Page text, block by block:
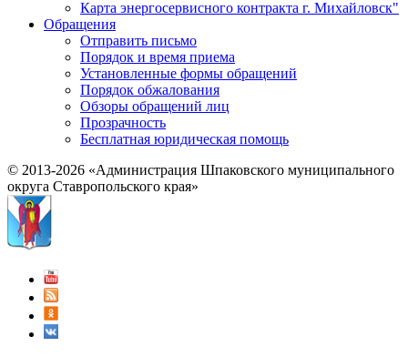
Карта энергосервисного контракта г. Михайловск"
Обращения
Отправить письмо
Порядок и время приема
Установленные формы обращений
Порядок обжалования
Обзоры обращений лиц
Прозрачность
Бесплатная юридическая помощь
© 2013-2026 «Администрация Шпаковского муниципального
округа Ставропольского края»